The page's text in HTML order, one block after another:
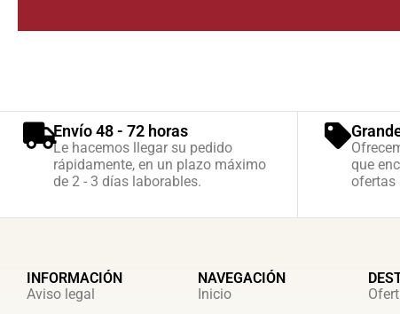
Envío 48 - 72 horas
Le hacemos llegar su pedido
rápidamente, en un plazo máximo
de 2 - 3 días laborables.
que
ofertas
INFORMACIÓN
Aviso legal
NAVEGACIÓN
Inicio